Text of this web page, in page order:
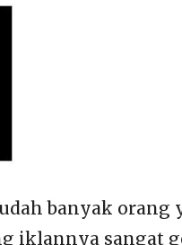
banyak orang
iklannya sangat